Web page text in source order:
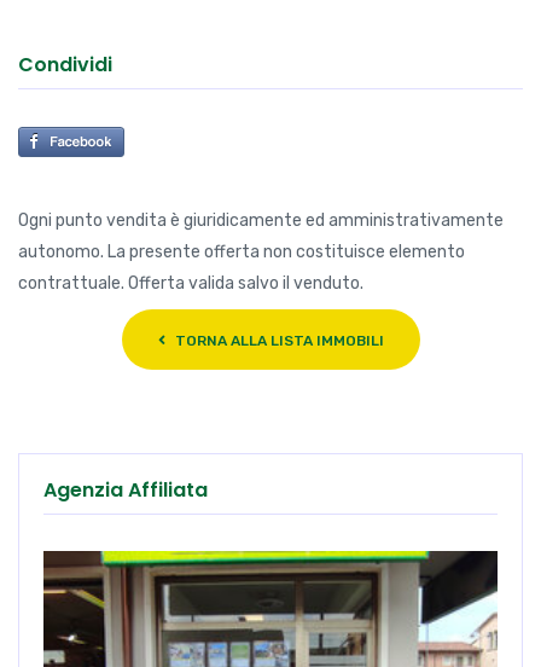
Condividi
Ogni punto vendita è giuridicamente ed amministrativamente
autonomo. La presente offerta non costituisce elemento
contrattuale. Offerta valida salvo il venduto.
TORNA ALLA LISTA IMMOBILI
Agenzia Affiliata